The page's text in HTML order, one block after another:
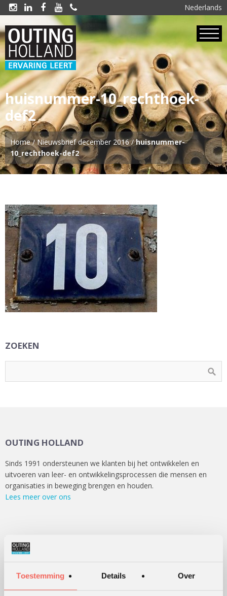
Toestemming Details Over
Nederlands
    
huisnummer-10_rechthoek-
def2
Home/Nieuwsbrief december 2016/huisnummer-
10_rechthoek-def2
ZOEKEN
OUTING HOLLAND
Sinds 1991 ondersteunen we klanten bij het ontwikkelen en
uitvoeren van leer- en ontwikkelingsprocessen die mensen en
organisaties in beweging brengen en houden.
Lees meer over ons
Serious games
Teambuilding